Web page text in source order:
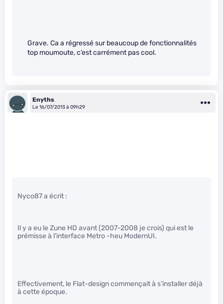
Grave. Ca a régressé sur beaucoup de fonctionnalités
top moumoute, c’est carrément pas cool.
Enyths
Le 16/07/2013 à 09h29
Nyco87 a écrit :
Il y a eu le Zune HD avant (2007-2008 je crois) qui est le
prémisse à l’interface Metro -heu ModernUI.
Effectivement, le Flat-design commençait à s’installer déjà
à cette époque.